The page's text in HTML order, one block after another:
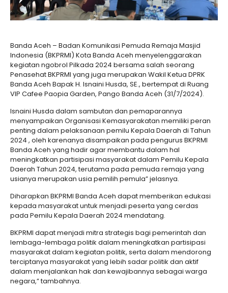
Banda Aceh – Badan Komunikasi Pemuda Remaja Masjid
Indonesia (BKPRMI) Kota Banda Aceh menyelenggarakan
kegiatan ngobrol Pilkada 2024 bersama salah seorang
Penasehat BKPRMI yang juga merupakan Wakil Ketua DPRK
Banda Aceh Bapak H. Isnaini Husda, SE., bertempat di Ruang
VIP Cafee Paopia Garden, Pango Banda Aceh (31/7/2024).
Isnaini Husda dalam sambutan dan pemaparannya
menyampaikan Organisasi Kemasyarakatan memiliki peran
penting dalam pelaksanaan pemilu Kepala Daerah di Tahun
2024 , oleh karenanya disampaikan pada pengurus BKPRMI
Banda Aceh yang hadir agar membantu dalam hal
meningkatkan partisipasi masyarakat dalam Pemilu Kepala
Daerah Tahun 2024, terutama pada pemuda remaja yang
usianya merupakan usia pemilih pemula” jelasnya.
Diharapkan BKPRMI Banda Aceh dapat memberikan edukasi
kepada masyarakat untuk menjadi peserta yang cerdas
pada Pemilu Kepala Daerah 2024 mendatang.
BKPRMI dapat menjadi mitra strategis bagi pemerintah dan
lembaga-lembaga politik dalam meningkatkan partisipasi
masyarakat dalam kegiatan politik, serta dalam mendorong
terciptanya masyarakat yang lebih sadar politik dan aktif
dalam menjalankan hak dan kewajibannya sebagai warga
negara,” tambahnya.